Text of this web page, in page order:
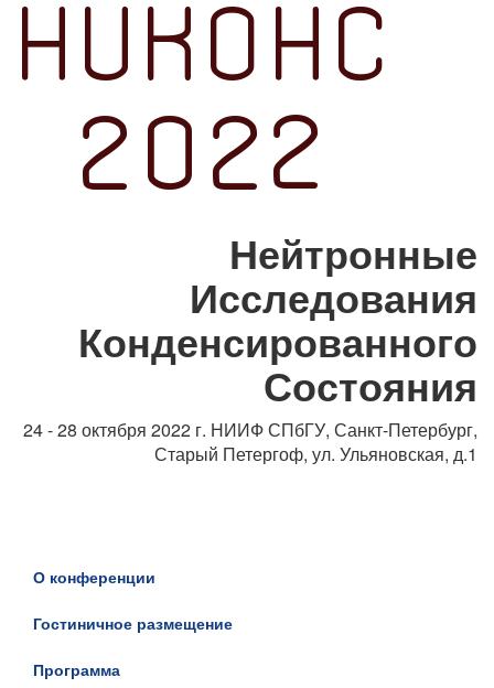
Нейтронные
Исследования
Конденсированного
Состояния
24 - 28 октября 2022 г. НИИФ СПбГУ, Санкт-Петербург,
Старый Петергоф, ул. Ульяновская, д.1
О конференции
Гостиничное размещение
Программа